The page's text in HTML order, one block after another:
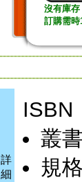
沒有庫存
訂購需時
詳
細
ISBN
叢
規